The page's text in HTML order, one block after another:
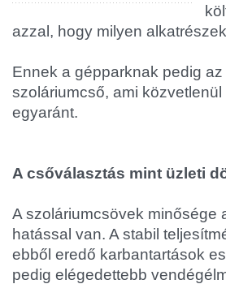
azzal, hogy milyen
Ennek a gépparknak pedig
szoláriumcső, ami
egyaránt.
A csőválasztás mint üzleti
A szoláriumcsövek minősége
hatással van. A stabil
ebből eredő karbantartások
pedig elégedettebb